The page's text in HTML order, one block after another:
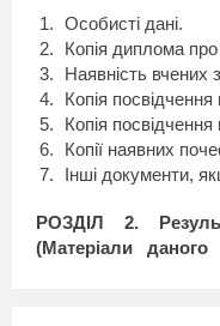
Особисті дані.
Копія диплома про
Наявність вчених
Копія посвідчення
Копія
Копії наявних
Інші документи,
РОЗДІЛ 2.
(Матеріали даного